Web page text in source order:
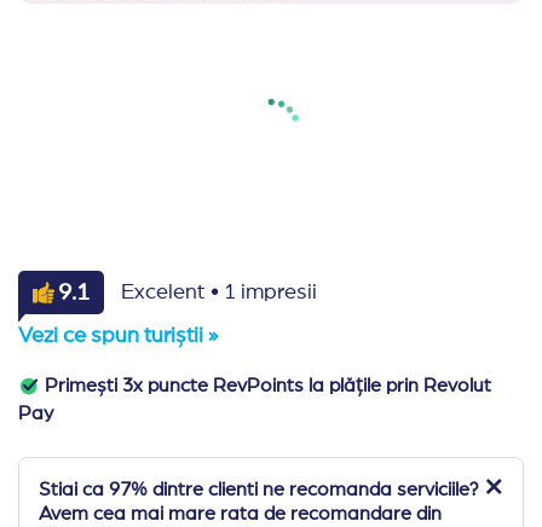
9.1 Excelent · 1 impresii
Vezi ce spun turiștii »
Primești 3x puncte RevPoints la plățile prin Revolut
Pay
Stiai ca 97% dintre clienti ne recomanda serviciile?
Avem cea mai mare rata de recomandare din